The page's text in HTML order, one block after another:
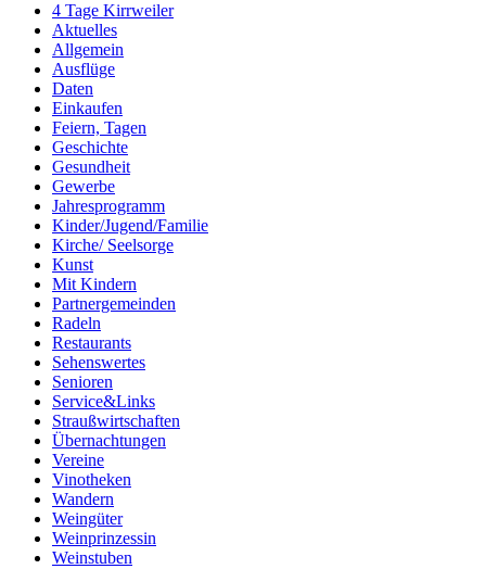
4 Tage Kirrweiler
Aktuelles
Allgemein
Ausflüge
Daten
Einkaufen
Feiern, Tagen
Geschichte
Gesundheit
Gewerbe
Jahresprogramm
Kinder/Jugend/Familie
Kirche/ Seelsorge
Kunst
Mit Kindern
Partnergemeinden
Radeln
Restaurants
Sehenswertes
Senioren
Service&Links
Straußwirtschaften
Übernachtungen
Vereine
Vinotheken
Wandern
Weingüter
Weinprinzessin
Weinstuben